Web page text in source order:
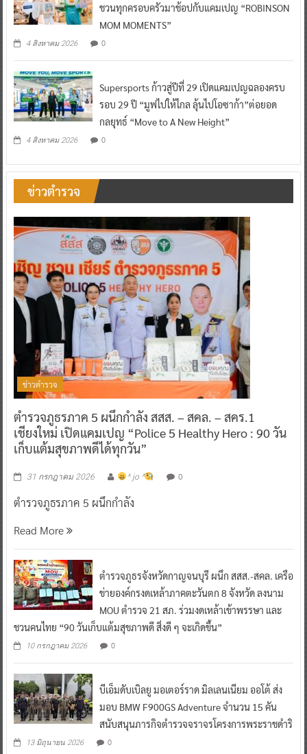
ชวนทุกครอบครัวมาช้อปกับแคมเปญ “ROBINSON
MOM MOMENTS”
4 สิงหาคม 2026 0
Supersports ก้าวสู่ปีที่ 29 เปิดแคมเปญฉลองครบ
รอบ 29 ปี “มูฟไปให้ไกล ลุ้นไปโอซาก้า”ต่อยอด
กลยุทธ์ “Move to A New Height”
4 สิงหาคม 2026 0
ข่าวตำรวจ
ข่าวตำรวจ
ตำรวจภูธรภาค 5 ผนึกกำลัง สสส. – สคล. – สคร.1
เชียงใหม่ เปิดแคมเปญ “Police 5 Healthy Hero : 90 วัน
เก็บแต้มสุขภาพดีได้ทุกวัน”
31 กรกฎาคม 2026 ^ jo ^ 0
ตำรวจภูธรภาค 5 ผนึกกำลัง
Read More
ตำรวจภูธรจังหวัดกาญจนบุรี ผนึก สสส.-สคล. เครือ
ข่ายองค์กรงดเหล้าภาคตะวันตก 8 จังหวัด ลงนาม
MOU ตำรวจ 21 สภ. ร่วมงดเหล้าเข้าพรรษา และ
ชวนคนไทย “90 วันเก็บแต้มสุขภาพดี สิ่งดี ๆ จะเกิดขึ้น”
10 กรกฎาคม 2026 0
บีเอ็มดับเบิลยู มอเตอร์ราด มิลเลนเนียม ออโต้ ส่ง
มอบ BMW F900GS Adventure จำนวน 15 คัน
สนับสนุนภารกิจตำรวจจราจรโครงการพระราชดำริ
13 มิถุนายน 2026 0